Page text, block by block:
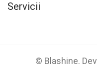
Servicii
© Blashine.